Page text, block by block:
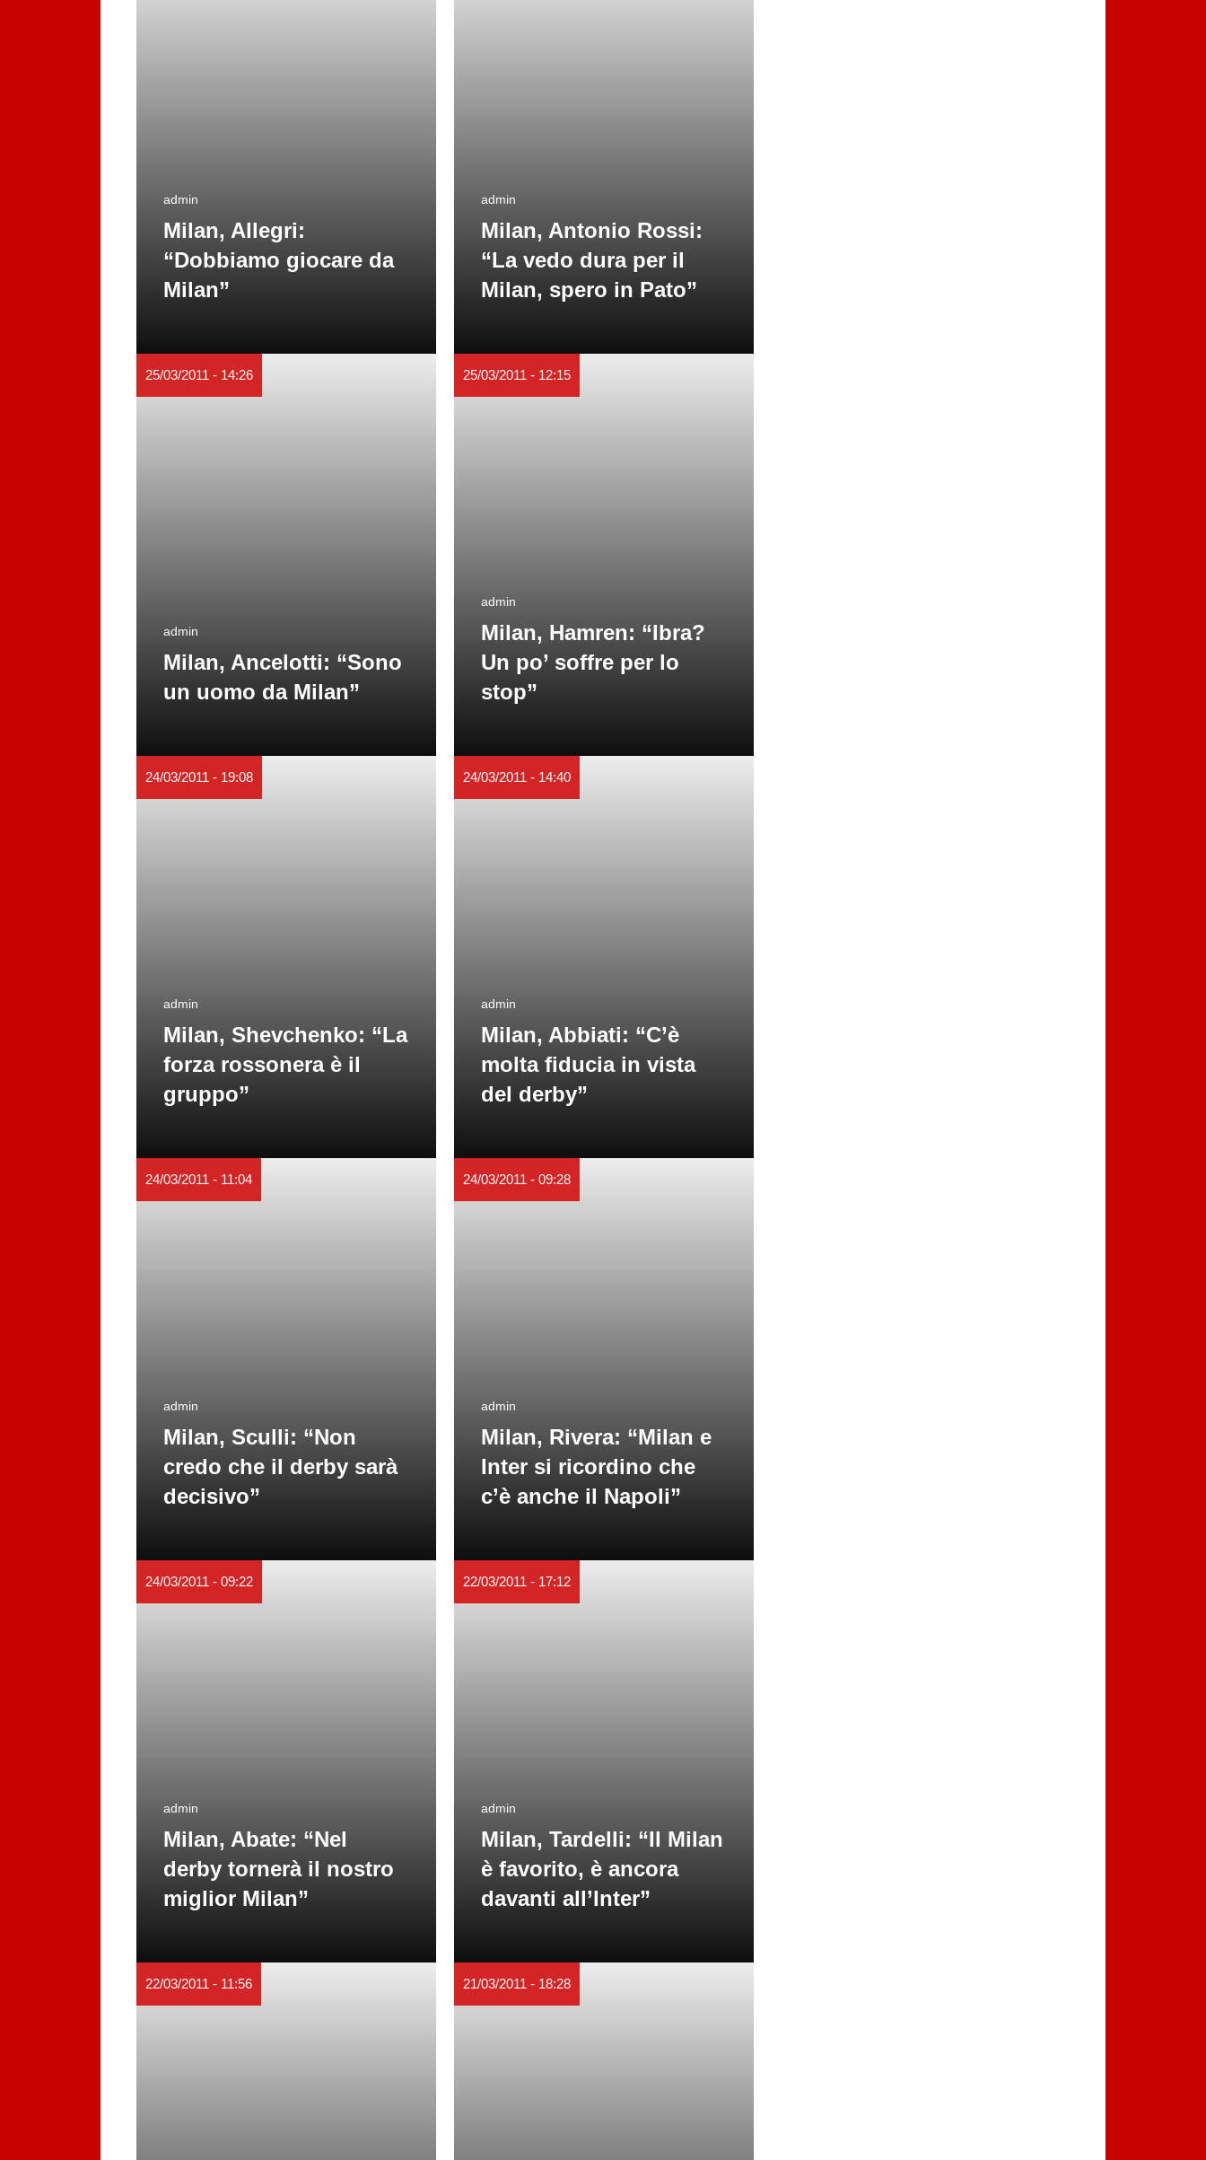
admin
Milan, Allegri:
“Dobbiamo giocare da
Milan”
admin
Milan, Antonio Rossi:
“La vedo dura per il
Milan, spero in Pato”
25/03/2011 - 14:26
admin
Milan, Ancelotti: “Sono
un uomo da Milan”
25/03/2011 - 12:15
admin
Milan, Hamren: “Ibra?
Un po’ soffre per lo
stop”
24/03/2011 - 19:08
admin
Milan, Shevchenko: “La
forza rossonera è il
gruppo”
24/03/2011 - 14:40
admin
Milan, Abbiati: “C’è
molta fiducia in vista
del derby”
24/03/2011 - 11:04
admin
Milan, Sculli: “Non
credo che il derby sarà
decisivo”
24/03/2011 - 09:28
admin
Milan, Rivera: “Milan e
Inter si ricordino che
c’è anche il Napoli”
24/03/2011 - 09:22
admin
Milan, Abate: “Nel
derby tornerà il nostro
miglior Milan”
22/03/2011 - 17:12
admin
Milan, Tardelli: “Il Milan
è favorito, è ancora
davanti all’Inter”
22/03/2011 - 11:56 21/03/2011 - 18:28